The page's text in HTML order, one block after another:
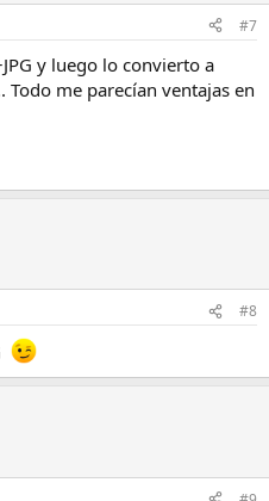
#7
y luego lo convierto a
me parecían ventajas en
#8